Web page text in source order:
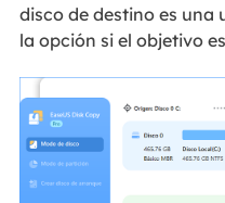
disco de destino es una
la opción si el objetivo